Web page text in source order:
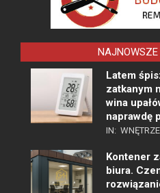
NAJNOWSZE
Latem
zatkanym
wina
naprawdę
IN:
Kontener
biura.